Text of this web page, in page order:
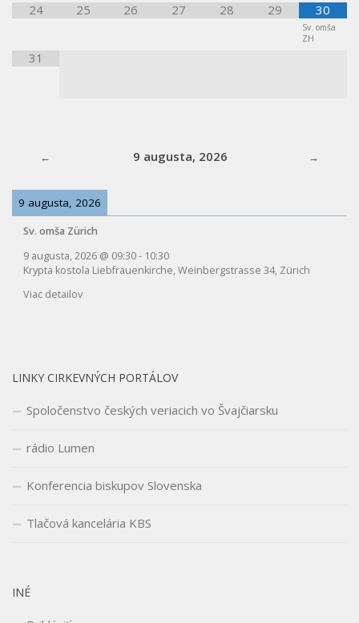
24 25 26 27 28 29 30
Sv. omša
ZH
31
9 augusta, 2026
9 augusta, 2026
Sv. omša Zürich
9 augusta, 2026 @ 09:30- 10:30
Krypta kostola Liebfrauenkirche, Weinbergstrasse 34, Zürich
Viac detailov
LINKY CIRKEVNÝCH PORTÁLOV
Spoločenstvo českých veriacich vo Švajčiarsku
rádio Lumen
Konferencia biskupov Slovenska
Tlačová kancelária KBS
INÉ